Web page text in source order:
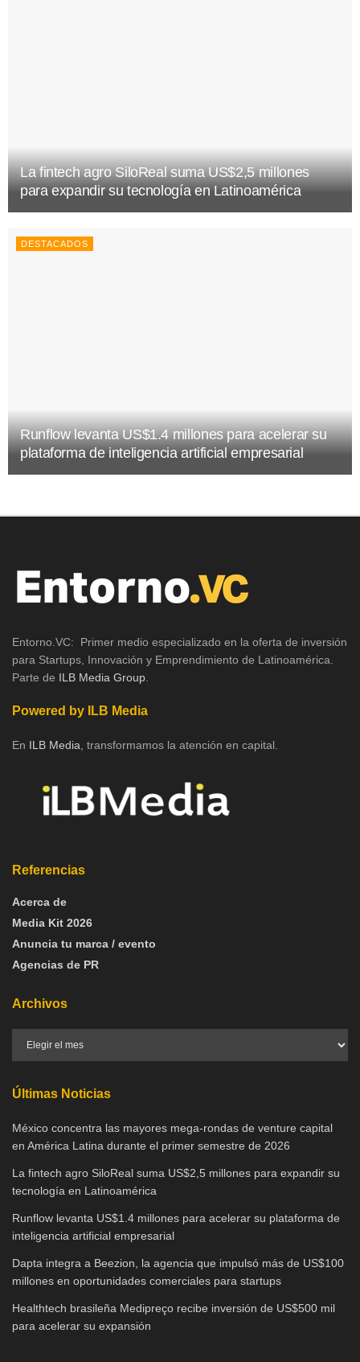
La fintech agro SiloReal suma US$2,5 millones
para expandir su tecnología en Latinoamérica
DESTACADOS
Runflow levanta US$1.4 millones para acelerar su
plataforma de inteligencia artificial empresarial
Entorno.VC: Primer medio especializado en la oferta de inversión
para Startups, Innovación y Emprendimiento de Latinoamérica.
Parte de ILB Media Group.
Powered by ILB Media
En ILB Media, transformamos la atención en capital.
Referencias
Acerca de
Media Kit 2026
Anuncia tu marca / evento
Agencias de PR
Archivos
Últimas Noticias
México concentra las mayores mega-rondas de venture capital
en América Latina durante el primer semestre de 2026
La fintech agro SiloReal suma US$2,5 millones para expandir su
tecnología en Latinoamérica
Runflow levanta US$1.4 millones para acelerar su plataforma de
inteligencia artificial empresarial
Dapta integra a Beezion, la agencia que impulsó más de US$100
millones en oportunidades comerciales para startups
Healthtech brasileña Medipreço recibe inversión de US$500 mil
para acelerar su expansión